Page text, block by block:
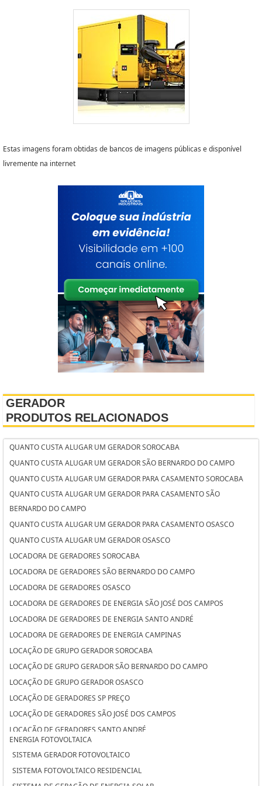
Estas imagens foram obtidas de bancos de imagens públicas e disponível
livremente na internet
GERADOR
PRODUTOS RELACIONADOS
QUANTO CUSTA ALUGAR UM GERADOR SOROCABA
QUANTO CUSTA ALUGAR UM GERADOR SÃO BERNARDO DO CAMPO
QUANTO CUSTA ALUGAR UM GERADOR PARA CASAMENTO SOROCABA
QUANTO CUSTA ALUGAR UM GERADOR PARA CASAMENTO SÃO
BERNARDO DO CAMPO
QUANTO CUSTA ALUGAR UM GERADOR PARA CASAMENTO OSASCO
QUANTO CUSTA ALUGAR UM GERADOR OSASCO
LOCADORA DE GERADORES SOROCABA
LOCADORA DE GERADORES SÃO BERNARDO DO CAMPO
LOCADORA DE GERADORES OSASCO
LOCADORA DE GERADORES DE ENERGIA SÃO JOSÉ DOS CAMPOS
LOCADORA DE GERADORES DE ENERGIA SANTO ANDRÉ
LOCADORA DE GERADORES DE ENERGIA CAMPINAS
LOCAÇÃO DE GRUPO GERADOR SOROCABA
LOCAÇÃO DE GRUPO GERADOR SÃO BERNARDO DO CAMPO
LOCAÇÃO DE GRUPO GERADOR OSASCO
LOCAÇÃO DE GERADORES SP PREÇO
LOCAÇÃO DE GERADORES SÃO JOSÉ DOS CAMPOS
LOCAÇÃO DE GERADORES SANTO ANDRÉ
LOCAÇÃO DE GERADORES PARA CASAMENTO SÃO JOSÉ DOS CAMPOS
ENERGIA FOTOVOLTAICA
SISTEMA GERADOR FOTOVOLTAICO
SISTEMA FOTOVOLTAICO RESIDENCIAL